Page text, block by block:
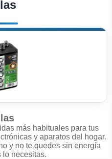
más habituales para tus
y aparatos del hogar.
y no te quedes sin energía
lo necesitas.